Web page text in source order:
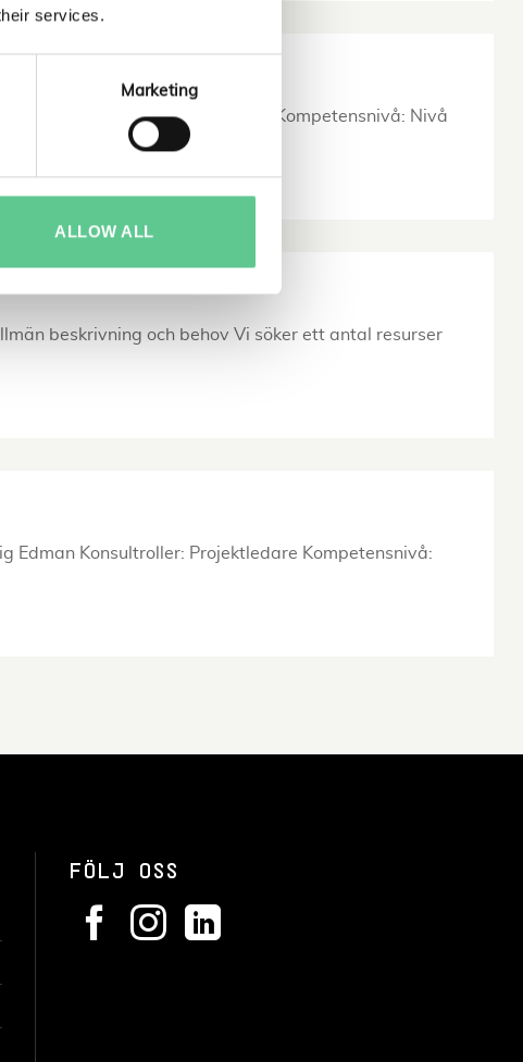
services.
Marketing
ALLOW ALL
Konsultroller: 2.6 Byggledare Kompetensnivå: Nivå
beskrivning och behov Vi söker ett antal resurser
Edman Konsultroller: Projektledare Kompetensnivå:
FÖLJ OSS